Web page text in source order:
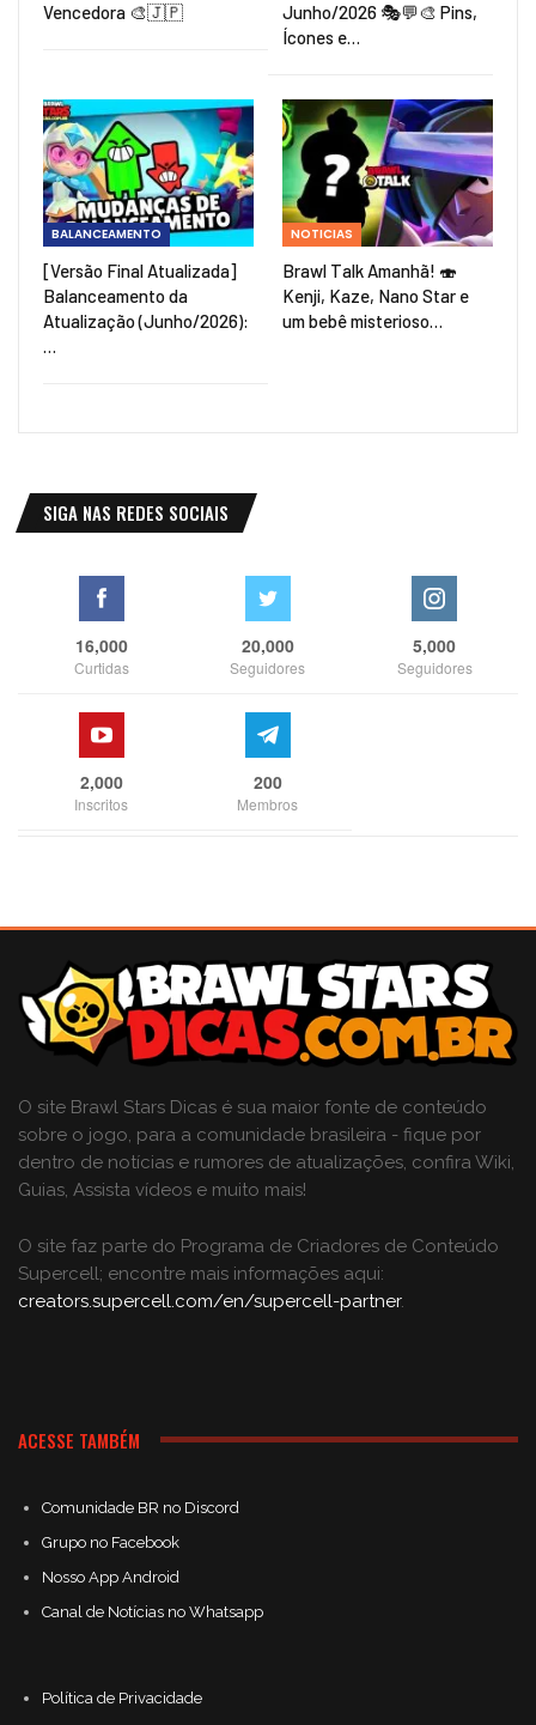
Vencedora 🎨🇯🇵
Junho/2026 🎭💬🎨 Pins,
Ícones e…
BALANCEAMENTO
[Versão Final Atualizada]
Balanceamento da
Atualização (Junho/2026):
…
NOTICIAS
Brawl Talk Amanhã! 🍣
Kenji, Kaze, Nano Star e
um bebê misterioso…
SIGA NAS REDES SOCIAIS
16,000
Curtidas
20,000
Seguidores
5,000
Seguidores
2,000
Inscritos
200
Membros
O site Brawl Stars Dicas é sua maior fonte de conteúdo
sobre o jogo, para a comunidade brasileira - fique por
dentro de notícias e rumores de atualizações, confira Wiki,
Guias, Assista vídeos e muito mais!
O site faz parte do Programa de Criadores de Conteúdo
Supercell; encontre mais informações aqui:
creators.supercell.com/en/supercell-partner.
ACESSE TAMBÉM
Comunidade BR no Discord
Grupo no Facebook
Nosso App Android
Canal de Notícias no Whatsapp
Política de Privacidade